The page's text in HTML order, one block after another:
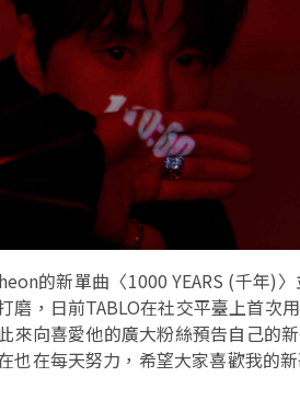
的新單曲〈1000 YEARS (千年)
磨，日前TABLO在社交平臺上首次
來向喜愛他的廣大粉絲預告自己的
也在每天努力，希望大家喜歡我的